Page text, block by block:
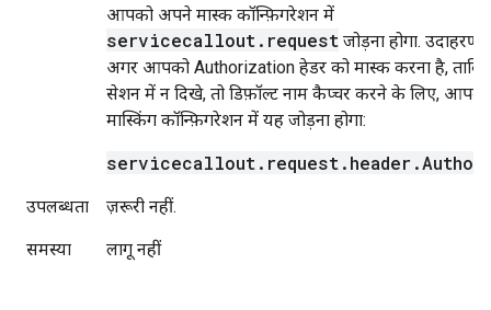
आपको अपने मास्क कॉन्फ़िगरेशन में
servicecallout.request जोड़ना होगा. उदाहरण
अगर आपको Authorization हेडर को मास्क करना है, ताकि
सेशन में न दिखे, तो डिफ़ॉल्ट नाम कैप्चर करने के लिए,
मास्किंग कॉन्फ़िगरेशन में यह जोड़ना होगा:
उपलब्धता ज़रूरी नहीं.
समस्या लागू नहीं